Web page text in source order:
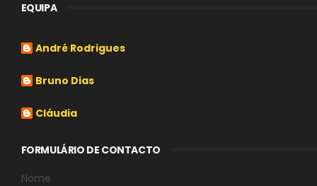
EQUIPA
André Rodrigues
Bruno Dias
Cláudia
FORMULÁRIO DE CONTACTO
Nome